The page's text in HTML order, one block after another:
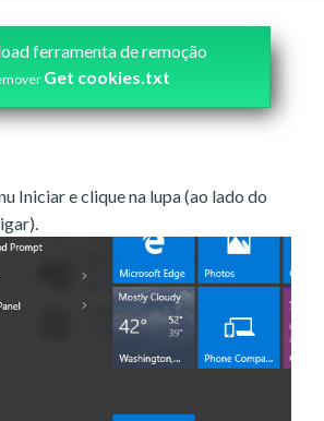
ferramenta de remoção
Get cookies.txt
Iniciar e clique na lupa (ao lado do